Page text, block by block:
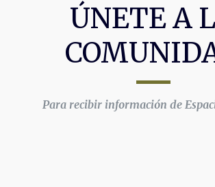
ÚNETE A
Para recibir información de